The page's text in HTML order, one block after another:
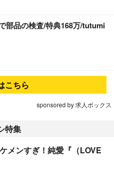
部品の検査/特典168万/tutumi
こちら
sponsored by 求人ボックス
特集
メンすぎ！純愛『（LOVE